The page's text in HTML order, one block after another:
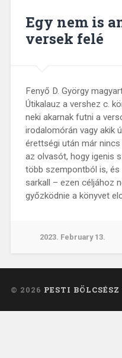
Egy nem is
versek felé
Fenyő D. György
Útikalauz a vershez c.
neki akarnak futni a
irodalomórán vagy akik
érettségi után már
az olvasót, hogy igenis
több szempontból is,
sarkall – ezen céljához
győzködnie a könyvet
2023. February 13.
© 2026 PESTI